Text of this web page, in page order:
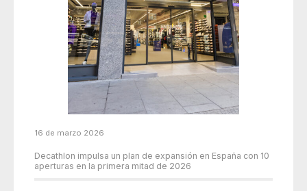
16 de marzo 2026
Decathlon impulsa un plan de expansión en España con 10
aperturas en la primera mitad de 2026